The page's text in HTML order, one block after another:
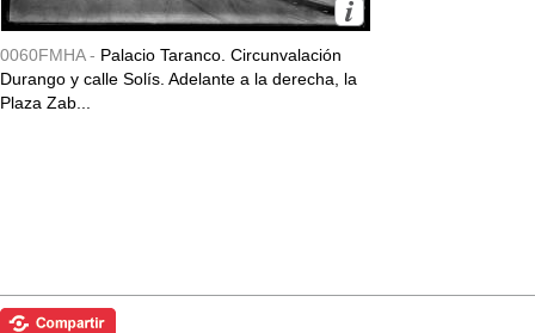
0060FMHA - Palacio Taranco. Circunvalación
Durango y calle Solís. Adelante a la derecha, la
Plaza Zab...